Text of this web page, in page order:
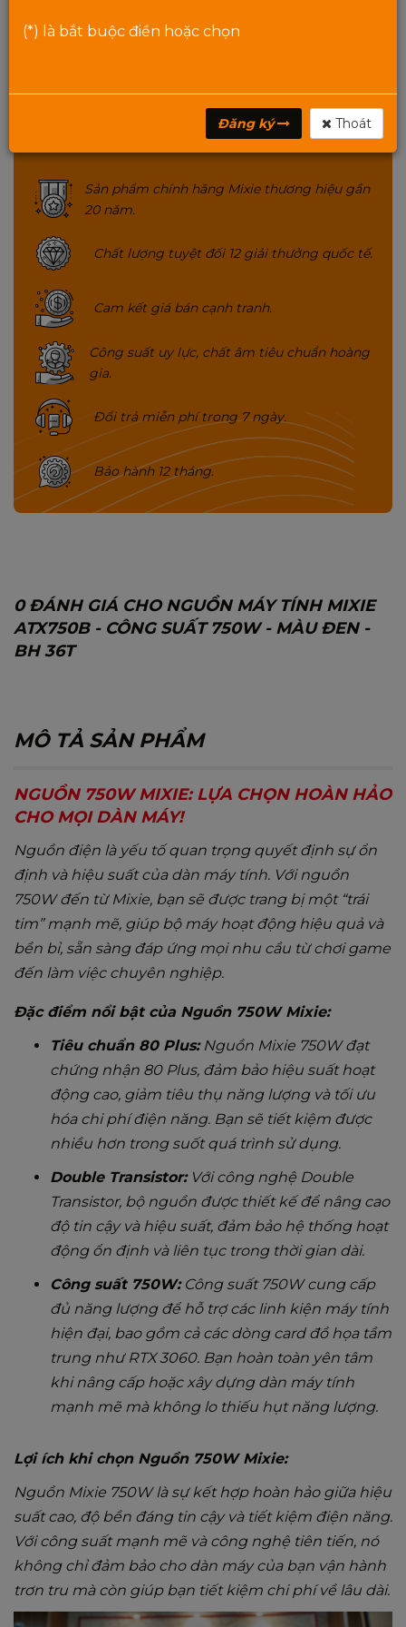
Sản phẩm chính hãng Mixie thương hiệu gần
20 năm.
Chất lượng tuyệt đối 12 giải thưởng quốc tế.
Cam kết giá bán cạnh tranh.
Công suất uy lực, chất âm tiêu chuẩn hoàng
gia.
Đổi trả miễn phí trong 7 ngày.
Bảo hành 12 tháng.
0 ĐÁNH GIÁ CHO NGUỒN MÁY TÍNH MIXIE
ATX750B - CÔNG SUẤT 750W - MÀU ĐEN -
BH 36T
MÔ TẢ SẢN PHẨM
NGUỒN 750W MIXIE: LỰA CHỌN HOÀN HẢO
CHO MỌI DÀN MÁY!
Nguồn điện là yếu tố quan trọng quyết định sự ổn
định và hiệu suất của dàn máy tính. Với nguồn
750W đến từ Mixie, bạn sẽ được trang bị một “trái
tim” mạnh mẽ, giúp bộ máy hoạt động hiệu quả và
bền bỉ, sẵn sàng đáp ứng mọi nhu cầu từ chơi game
đến làm việc chuyên nghiệp.
Đặc điểm nổi bật của Nguồn 750W Mixie:
Tiêu chuẩn 80 Plus:Nguồn Mixie 750W đạt
chứng nhận 80 Plus, đảm bảo hiệu suất hoạt
động cao, giảm tiêu thụ năng lượng và tối ưu
hóa chi phí điện năng. Bạn sẽ tiết kiệm được
nhiều hơn trong suốt quá trình sử dụng.
Double Transistor:Với công nghệ Double
Transistor, bộ nguồn được thiết kế để nâng cao
độ tin cậy và hiệu suất, đảm bảo hệ thống hoạt
động ổn định và liên tục trong thời gian dài.
Công suất 750W:Công suất 750W cung cấp
đủ năng lượng để hỗ trợ các linh kiện máy tính
hiện đại, bao gồm cả các dòng card đồ họa tầm
trung như RTX 3060. Bạn hoàn toàn yên tâm
khi nâng cấp hoặc xây dựng dàn máy tính
mạnh mẽ mà không lo thiếu hụt năng lượng.
Lợi ích khi chọn Nguồn 750W Mixie:
Nguồn Mixie 750W là sự kết hợp hoàn hảo giữa hiệu
suất cao, độ bền đáng tin cậy và tiết kiệm điện năng.
Với công suất mạnh mẽ và công nghệ tiên tiến, nó
không chỉ đảm bảo cho dàn máy của bạn vận hành
trơn tru mà còn giúp bạn tiết kiệm chi phí về lâu dài.
(*) là bắt buộc điền hoặc chọn
Đăng ký Thoát